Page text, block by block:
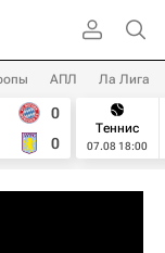
АПЛ Ла Лига
0
0
Теннис
07.08 18:00